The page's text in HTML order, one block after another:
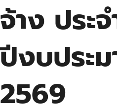
จ้าง ประจ
ปีงบประ
2569